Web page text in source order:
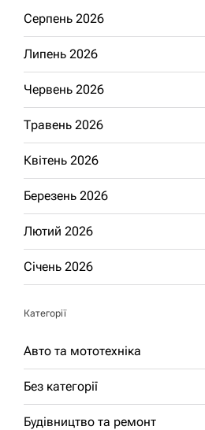
Серпень 2026
Липень 2026
Червень 2026
Травень 2026
Квітень 2026
Березень 2026
Лютий 2026
Січень 2026
Категорії
Авто та мототехніка
Без категорії
Будівництво та ремонт